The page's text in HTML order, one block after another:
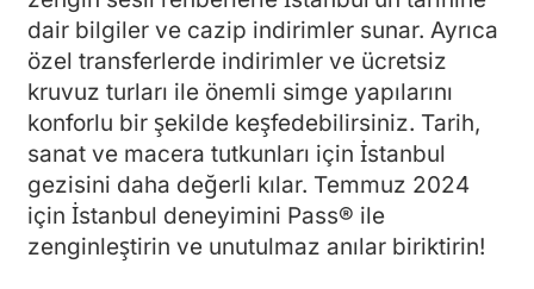
dair bilgiler ve cazip indirimler sunar. Ayrıca
özel transferlerde indirimler ve ücretsiz
kruvuz turları ile önemli simge yapılarını
konforlu bir şekilde keşfedebilirsiniz. Tarih,
sanat ve macera tutkunları için İstanbul
gezisini daha değerli kılar. Temmuz 2024
için İstanbul deneyimini Pass® ile
zenginleştirin ve unutulmaz anılar biriktirin!